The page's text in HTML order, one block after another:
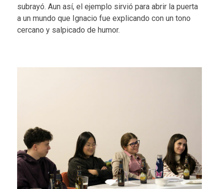
subrayó. Aun así, el ejemplo sirvió para abrir la puerta
a un mundo que Ignacio fue explicando con un tono
cercano y salpicado de humor.